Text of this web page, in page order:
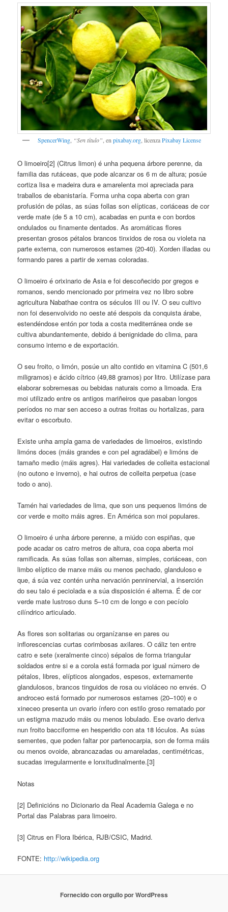
SpencerWing, “Sen título”, enpixabay.org, licenzaPixabay License
O limoeiro[2] (Citrus limon) é unha pequena árbore perenne, da
familia das rutáceas, que pode alcanzar os 6 m de altura; posúe
cortiza lisa e madeira dura e amarelenta moi apreciada para
traballos de ebanistaría. Forma unha copa aberta con gran
profusión de pólas, as súas follas son elípticas, coriáceas de cor
verde mate (de 5 a 10 cm), acabadas en punta e con bordos
ondulados ou finamente dentados. As aromáticas flores
presentan grosos pétalos brancos tinxidos de rosa ou violeta na
parte externa, con numerosos estames (20-40). Xorden illadas ou
formando pares a partir de xemas coloradas.
O limoeiro é orixinario de Asia e foi descoñecido por gregos e
romanos, sendo mencionado por primeira vez no libro sobre
agricultura Nabathae contra os séculos III ou IV. O seu cultivo
non foi desenvolvido no oeste até despois da conquista árabe,
estendéndose entón por toda a costa mediterránea onde se
cultiva abundantemente, debido á benignidade do clima, para
consumo interno e de exportación.
O seu froito, o limón, posúe un alto contido en vitamina C (501,6
miligramos) e ácido cítrico (49,88 gramos) por litro. Utilízase para
elaborar sobremesas ou bebidas naturais como a limoada. Era
moi utilizado entre os antigos mariñeiros que pasaban longos
períodos no mar sen acceso a outras froitas ou hortalizas, para
evitar o escorbuto.
Existe unha ampla gama de variedades de limoeiros, existindo
limóns doces (máis grandes e con pel agradábel) e limóns de
tamaño medio (máis agres). Hai variedades de colleita estacional
(no outono e inverno), e hai outros de colleita perpetua (case
todo o ano).
Tamén hai variedades de lima, que son uns pequenos limóns de
cor verde e moito máis agres. En América son moi populares.
O limoeiro é unha árbore perenne, a miúdo con espiñas, que
pode acadar os catro metros de altura, coa copa aberta moi
ramificada. As súas follas son alternas, simples, coriáceas, con
limbo elíptico de marxe máis ou menos pechado, glanduloso e
que, á súa vez contén unha nervación penninervial, a inserción
do seu talo é peciolada e a súa disposición é alterna. É de cor
verde mate lustroso duns 5–10 cm de longo e con pecíolo
cilíndrico articulado.
As flores son solitarias ou organízanse en pares ou
inflorescencias curtas corimbosas axilares. O cáliz ten entre
catro e sete (xeralmente cinco) sépalos de forma triangular
soldados entre si e a corola está formada por igual número de
pétalos, libres, elípticos alongados, espesos, externamente
glandulosos, brancos tinguidos de rosa ou violáceo no envés. O
androceo está formado por numerosos estames (20–100) e o
xineceo presenta un ovario ínfero con estilo groso rematado por
un estigma mazudo máis ou menos lobulado. Ese ovario deriva
nun froito bacciforme en hesperidio con ata 18 lóculos. As súas
sementes, que poden faltar por partenocarpia, son de forma máis
ou menos ovoide, abrancazadas ou amareladas, centimétricas,
sucadas irregularmente e lonxitudinalmente.[3]
Notas
[2] Definicións no Dicionario da Real Academia Galega e no
Portal das Palabras para limoeiro.
[3] Citrus en Flora Ibérica, RJB/CSIC, Madrid.
FONTE: http://wikipedia.org
Fornecido con orgullo por WordPress